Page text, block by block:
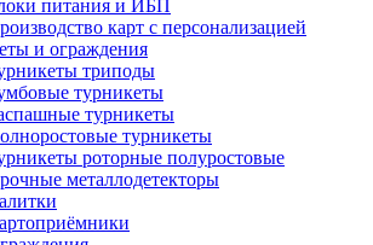
питания и ИБП
карт с персонализацией
и ограждения
триподы
турникеты
турникеты
турникеты
роторные полуростовые
металлодетекторы